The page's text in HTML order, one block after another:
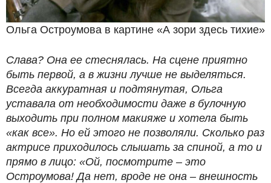
Ольга Остроумова в картине «А зори здесь тихие»
Слава? Она ее стеснялась. На сцене приятно
быть первой, а в жизни лучше не выделяться.
Всегда аккуратная и подтянутая, Ольга
уставала от необходимости даже в булочную
выходить при полном макияже и хотела быть
«как все». Но ей этого не позволяли. Сколько раз
актрисе приходилось слышать за спиной, а то и
прямо в лицо: «Ой, посмотрите – это
Остроумова! Да нет, вроде не она – внешность